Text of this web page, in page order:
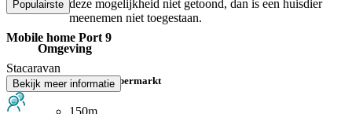
deze mogelijkheid niet getoond, dan is een huisdier
meenemen niet toegestaan.
Omgeving
Dichtstbijzijnde supermarkt
Populairste
Mobile home Port 9
Stacaravan
Bekijk meer informatie